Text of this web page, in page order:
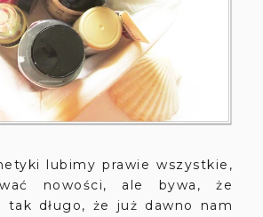
prawie wszystkie,
nowości, ale bywa, że
tak długo, że już dawno nam